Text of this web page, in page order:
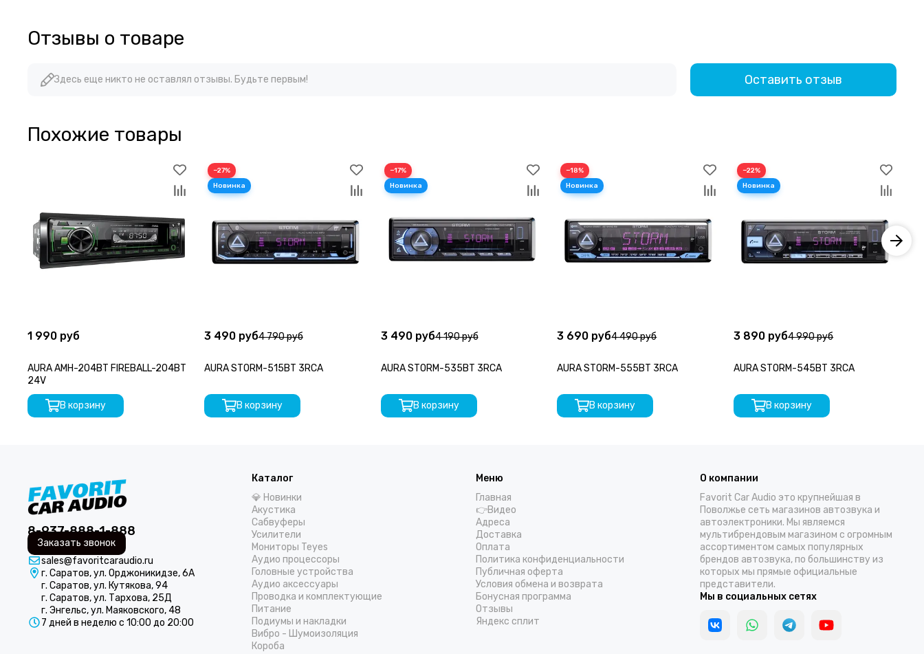
Отзывы о товаре
Здесь еще никто не оставлял отзывы. Будьте первым! Оставить отзыв
Похожие товары
1 990 руб
AURA AMH-204BT FIREBALL-204BT
24V
В корзину
−27%
3 490 руб4 790 руб
AURA STORM-515BT 3RCA
В корзину
−17%
3 490 руб4 190 руб
AURA STORM-535BT 3RCA
В корзину
−18%
3 690 руб4 490 руб
AURA STORM-555BT 3RCA
В корзину
−22%
3 890 руб4 990 руб
AURA STORM-545BT 3RCA
В корзину
8-937-888-1-888
Заказать звонок
sales@favoritcaraudio.ru
г. Саратов, ул. Орджоникидзе, 6А
г. Саратов, ул. Кутякова, 94
г. Саратов, ул. Тархова, 25Д
г. Энгельс, ул. Маяковского, 48
7 дней в неделю с 10:00 до 20:00
Каталог
💎 Новинки
Акустика
Сабвуферы
Усилители
Мониторы Teyes
Аудио процессоры
Головные устройства
Аудио аксессуары
Проводка и комплектующие
Питание
Подиумы и накладки
Вибро - Шумоизоляция
Короба
Меню
Главная
👉Видео
Адреса
Доставка
Оплата
Политика конфиденциальности
Публичная оферта
Условия обмена и возврата
Бонусная программа
Отзывы
Яндекс сплит
О компании
Favorit Car Audio это крупнейшая в
Поволжье сеть магазинов автозвука и
автоэлектроники. Мы являемся
мультибрендовым магазином с огромным
ассортиментом самых популярных
брендов автозвука, по большинству из
которых мы прямые официальные
представители.
Мы в социальных сетях